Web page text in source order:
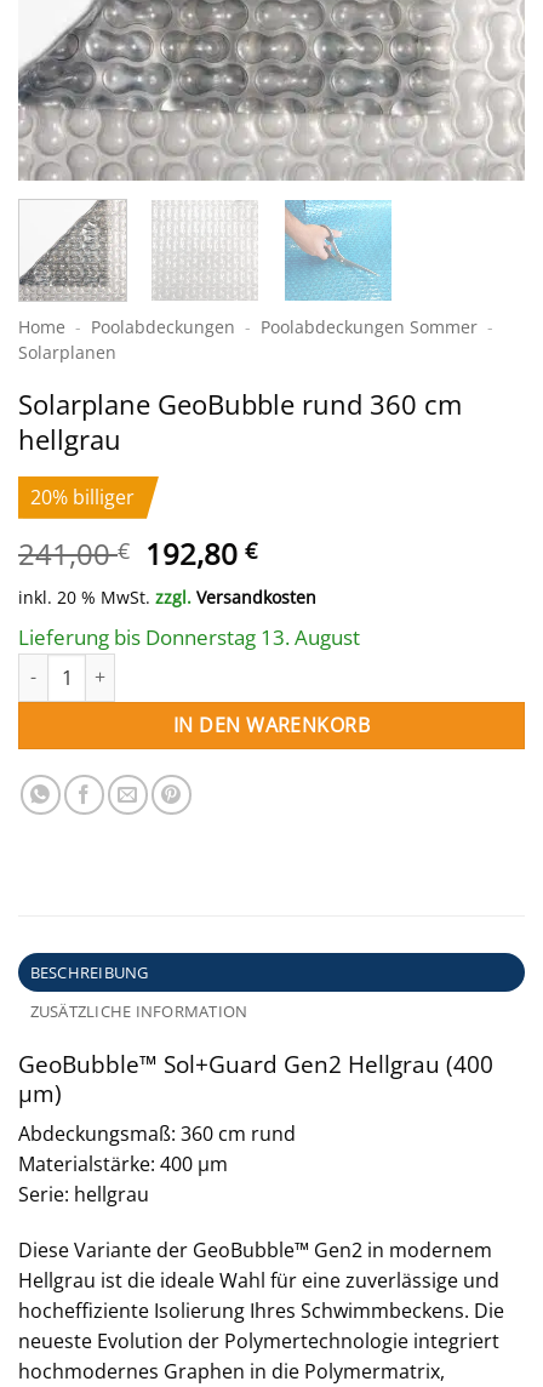
Home - Poolabdeckungen - Pool­abdeckungen Sommer -
Solar­planen
Solarplane GeoBubble rund 360 cm
hellgrau
20% billiger
241,00€ Ursprünglicher
Preis
war:
241,00 €
192,80€Aktueller
Preis
ist:
192,80 €.
inkl. 20 % MwSt. zzgl. Versandkosten
Lieferung bis Donnerstag 13. August
Solarplane GeoBubble rund 360 cm hellgrau Menge
IN DEN WARENKORB
BESCHREIBUNG
ZUSÄTZLICHE INFORMATION
GeoBubble™ Sol+Guard Gen2 Hellgrau (400
µm)
Abdeckungsmaß: 360 cm rund
Materialstärke: 400 µm
Serie: hellgrau
Diese Variante der GeoBubble™ Gen2 in modernem
Hellgrau ist die ideale Wahl für eine zuverlässige und
hocheffiziente Isolierung Ihres Schwimmbeckens. Die
neueste Evolution der Polymertechnologie integriert
hochmodernes Graphen in die Polymermatrix,